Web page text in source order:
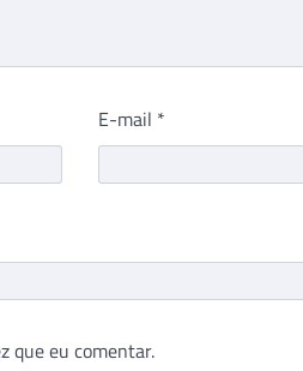
E-mail *
que eu comentar.